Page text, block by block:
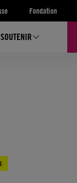
Fondation